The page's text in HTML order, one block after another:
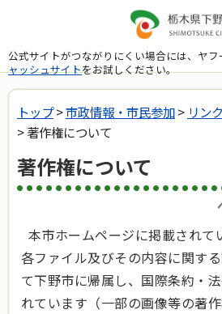
公式サイトがつながりにくい場合には、ヤ
ャッシュサイトをお試しください。
トップ>市政情報・市民参加> リン
> 著作権について
著作権について
本市ホームページに掲載されて
各ファイル及びその内容に関す
て下野市に帰属し、国際条約・
れています（一部の画像等の著